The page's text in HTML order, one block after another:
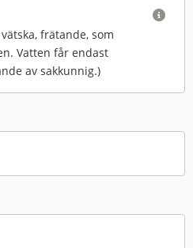
frätande, som
Vatten får endast
av sakkunnig.)
